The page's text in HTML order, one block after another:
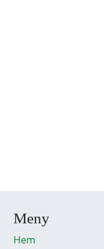
Meny
Hem